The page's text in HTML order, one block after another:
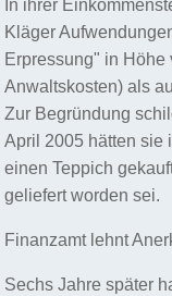
In ihrer
Kläger
Erpressung" in Höhe
Anwaltskosten) als
Zur Begründung
April 2005 hätten sie
einen Teppich
geliefert worden sei.
Finanzamt lehnt
Sechs Jahre später